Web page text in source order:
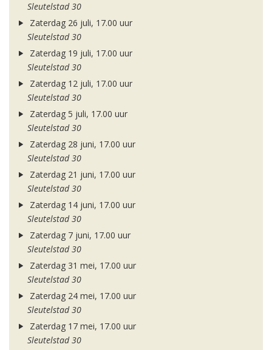
Sleutelstad 30
Zaterdag 26 juli, 17.00 uur
Sleutelstad 30
Zaterdag 19 juli, 17.00 uur
Sleutelstad 30
Zaterdag 12 juli, 17.00 uur
Sleutelstad 30
Zaterdag 5 juli, 17.00 uur
Sleutelstad 30
Zaterdag 28 juni, 17.00 uur
Sleutelstad 30
Zaterdag 21 juni, 17.00 uur
Sleutelstad 30
Zaterdag 14 juni, 17.00 uur
Sleutelstad 30
Zaterdag 7 juni, 17.00 uur
Sleutelstad 30
Zaterdag 31 mei, 17.00 uur
Sleutelstad 30
Zaterdag 24 mei, 17.00 uur
Sleutelstad 30
Zaterdag 17 mei, 17.00 uur
Sleutelstad 30